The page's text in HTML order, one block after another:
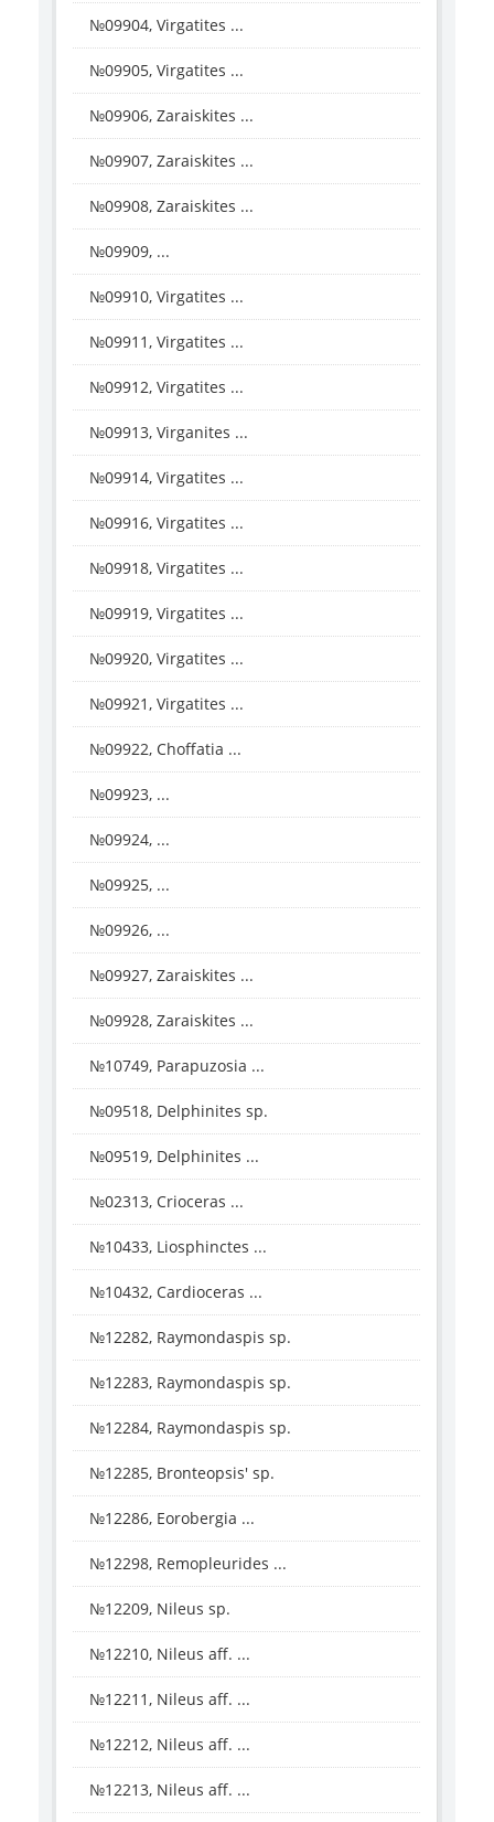
№09904, Virgatites ...
№09905, Virgatites ...
№09906, Zaraiskites ...
№09907, Zaraiskites ...
№09908, Zaraiskites ...
№09909, ...
№09910, Virgatites ...
№09911, Virgatites ...
№09912, Virgatites ...
№09913, Virganites ...
№09914, Virgatites ...
№09916, Virgatites ...
№09918, Virgatites ...
№09919, Virgatites ...
№09920, Virgatites ...
№09921, Virgatites ...
№09922, Choffatia ...
№09923, ...
№09924, ...
№09925, ...
№09926, ...
№09927, Zaraiskites ...
№09928, Zaraiskites ...
№10749, Parapuzosia ...
№09518, Delphinites sp.
№09519, Delphinites ...
№02313, Crioceras ...
№10433, Liosphinctes ...
№10432, Cardioceras ...
№12282, Raymondaspis sp.
№12283, Raymondaspis sp.
№12284, Raymondaspis sp.
№12285, Bronteopsis' sp.
№12286, Eorobergia ...
№12298, Remopleurides ...
№12209, Nileus sp.
№12210, Nileus aff. ...
№12211, Nileus aff. ...
№12212, Nileus aff. ...
№12213, Nileus aff. ...